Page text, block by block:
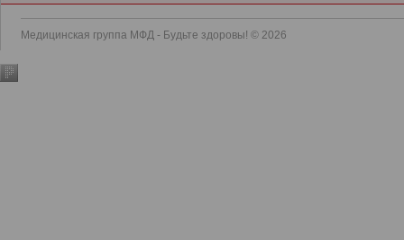
Медицинская группа МФД - Будьте здоровы! © 2026